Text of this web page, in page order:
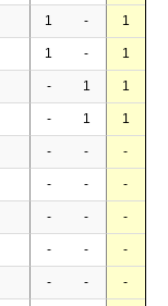
1 - 1
1 - 1
- 1 1
- 1 1
- - -
- - -
- - -
- - -
- - -